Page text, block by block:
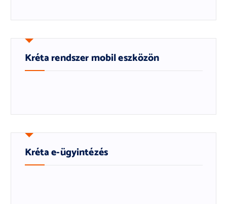
Kréta rendszer mobil eszközön
Kréta e-ügyintézés